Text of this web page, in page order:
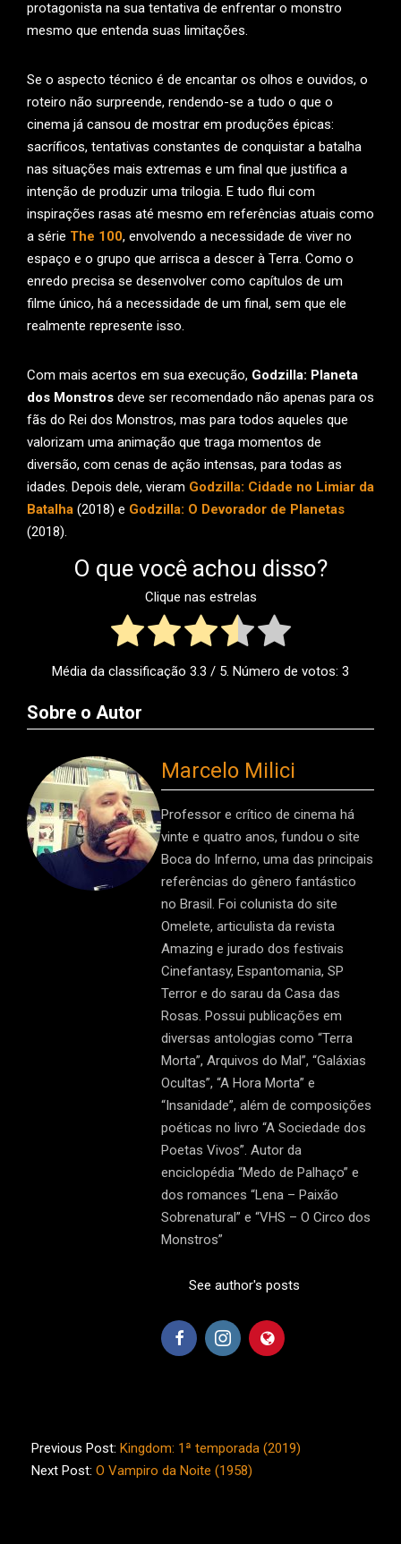
protagonista na sua tentativa de enfrentar o monstro
mesmo que entenda suas limitações.
Se o aspecto técnico é de encantar os olhos e ouvidos, o
roteiro não surpreende, rendendo-se a tudo o que o
cinema já cansou de mostrar em produções épicas:
sacríficos, tentativas constantes de conquistar a batalha
nas situações mais extremas e um final que justifica a
intenção de produzir uma trilogia. E tudo flui com
inspirações rasas até mesmo em referências atuais como
a série The 100, envolvendo a necessidade de viver no
espaço e o grupo que arrisca a descer à Terra. Como o
enredo precisa se desenvolver como capítulos de um
filme único, há a necessidade de um final, sem que ele
realmente represente isso.
Com mais acertos em sua execução, Godzilla: Planeta
dos Monstros deve ser recomendado não apenas para os
fãs do Rei dos Monstros, mas para todos aqueles que
valorizam uma animação que traga momentos de
diversão, com cenas de ação intensas, para todas as
idades. Depois dele, vieram Godzilla: Cidade no Limiar da
Batalha (2018) e Godzilla: O Devorador de Planetas
(2018).
O que você achou disso?
Clique nas estrelas
Média da classificação 3.3 / 5. Número de votos: 3
Sobre o Autor
Marcelo Milici
Professor e crítico de cinema há
vinte e quatro anos, fundou o site
Boca do Inferno, uma das principais
referências do gênero fantástico
no Brasil. Foi colunista do site
Omelete, articulista da revista
Amazing e jurado dos festivais
Cinefantasy, Espantomania, SP
Terror e do sarau da Casa das
Rosas. Possui publicações em
diversas antologias como “Terra
Morta”, Arquivos do Mal”, “Galáxias
Ocultas”, “A Hora Morta” e
“Insanidade”, além de composições
poéticas no livro “A Sociedade dos
Poetas Vivos”. Autor da
enciclopédia “Medo de Palhaço” e
dos romances “Lena – Paixão
Sobrenatural” e “VHS – O Circo dos
Monstros”
See author's posts
05-
26
Previous Post: Kingdom: 1ª temporada (2019)
Next Post: O Vampiro da Noite (1958)